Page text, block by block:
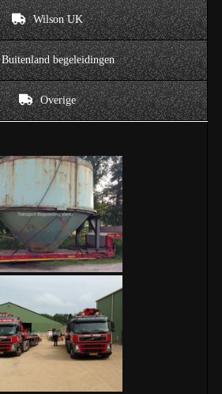
Wilson UK
Buitenland begeleidingen
Overige